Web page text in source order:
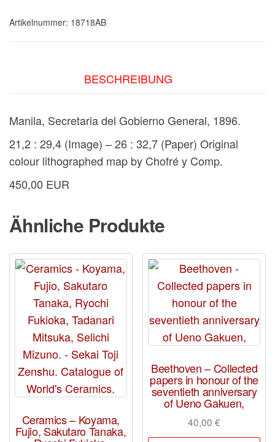
Ca.
Menge
Artikelnummer: 18718AB
BESCHREIBUNG
Manila, Secretaria del Gobierno General, 1896.
21,2 : 29,4 (Image) – 26 : 32,7 (Paper) Original
colour lithographed map by Chofré y Comp.
450,00 EUR
Ähnliche Produkte
Ceramics – Koyama,
Fujio, Sakutaro Tanaka,
Beethoven – Collected
papers in honour of the
seventieth anniversary
of Ueno Gakuen,
40,00€